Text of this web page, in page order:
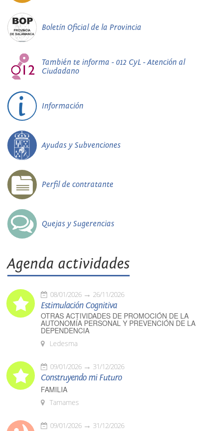
Boletín Oficial de la Provincia
También te informa - 012 CyL - Atención al
Ciudadano
Información
Ayudas y Subvenciones
Perfil de contratante
Quejas y Sugerencias
Agenda actividades
08/01/2026 26/11/2026
Estimulación Cognitiva
OTRAS ACTIVIDADES DE PROMOCIÓN DE LA
AUTONOMÍA PERSONAL Y PREVENCIÓN DE LA
DEPENDENCIA
Ledesma
09/01/2026 31/12/2026
Construyendo mi Futuro
FAMILIA
Tamames
09/01/2026 31/12/2026